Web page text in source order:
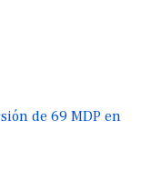
de 69 MDP en